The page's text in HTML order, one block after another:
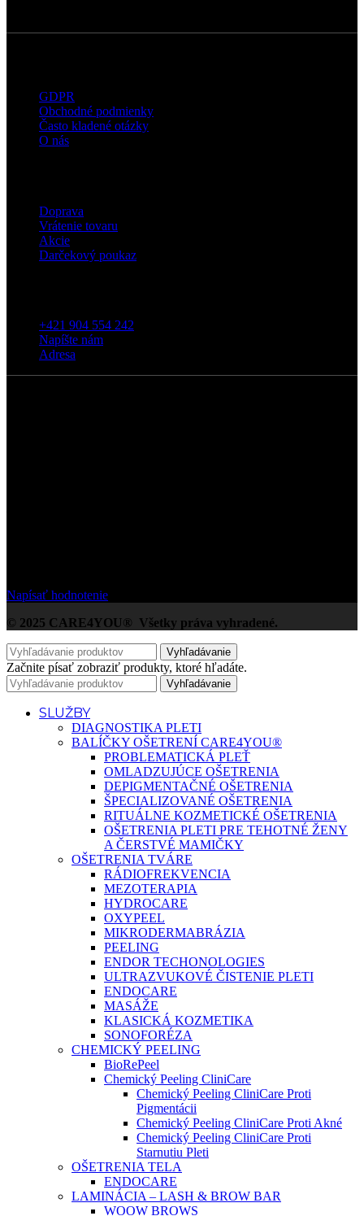
GDPR
Obchodné podmienky
Často kladené otázky
O nás
Doprava
Vrátenie tovaru
Akcie
Darčekový poukaz
+421 904 554 242
Napíšte nám
Adresa
Napísať hodnotenie
© 2025 CARE4YOU® Všetky práva vyhradené.
Vyhľadávanie
Začnite písať zobraziť produkty, ktoré hľadáte.
Vyhľadávanie
SLUŽBY
DIAGNOSTIKA PLETI
BALÍČKY OŠETRENÍ CARE4YOU®
PROBLEMATICKÁ PLEŤ
OMLADZUJÚCE OŠETRENIA
DEPIGMENTAČNÉ OŠETRENIA
ŠPECIALIZOVANÉ OŠETRENIA
RITUÁLNE KOZMETICKÉ OŠETRENIA
OŠETRENIA PLETI PRE TEHOTNÉ ŽENY
A ČERSTVÉ MAMIČKY
OŠETRENIA TVÁRE
RÁDIOFREKVENCIA
MEZOTERAPIA
HYDROCARE
OXYPEEL
MIKRODERMABRÁZIA
PEELING
ENDOR TECHONOLOGIES
ULTRAZVUKOVÉ ČISTENIE PLETI
ENDOCARE
MASÁŽE
KLASICKÁ KOZMETIKA
SONOFORÉZA
CHEMICKÝ PEELING
BioRePeel
Chemický Peeling CliniCare
Chemický Peeling CliniCare Proti
Pigmentácii
Chemický Peeling CliniCare Proti Akné
Chemický Peeling CliniCare Proti
Starnutiu Pleti
OŠETRENIA TELA
ENDOCARE
LAMINÁCIA – LASH & BROW BAR
WOOW BROWS